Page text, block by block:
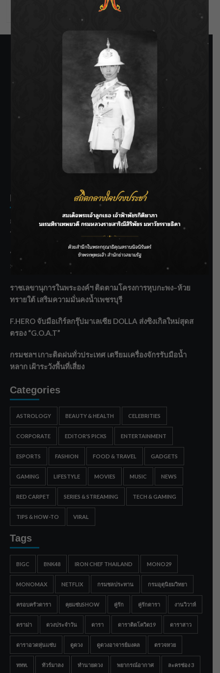
SIAMRATH VARIETY
THE BEST ENTERTAINMENT
Recent Posts
กรมชลฯ รับฟังประชาชน ติดตามแก้ปัญหาโครงการประตู
ระบายน้ำศรีสองรักฯ
‘แมน การิน’ แชร์ความเชื่อชวนคิด! “อยากกินอะไรหลังจาก
ลาโลกนี้ ให้ใส่บาตรสิ่งนั้นไว้ตอนยังมีชีวิต”
ราชเลขานุการในพระองค์ฯ ติดตามโครงการหุบกะพง–ห้วย
ทรายใต้ เสริมความมั่นคงน้ำเพชรบุรี
F.HERO จับมือเกิร์ลกรุ๊ปมาเลเซีย DOLLA ส่งซิงเกิลใหม่สุดส
ตรอง “G.O.A.T”
กรมชลฯ เกาะติดฝนทั่วประเทศ เตรียมเครื่องจักรรับมือน้ำ
หลาก เฝ้าระวังพื้นที่เสี่ยง
Categories
ASTROLOGY BEAUTY & HEALTH CELEBRITIES
CORPORATE EDITOR'S PICKS ENTERTAINMENT
ESPORTS FASHION FOOD & TRAVEL GADGETS
GAMING LIFESTYLE MOVIES MUSIC NEWS
RED CARPET SERIES & STREAMING TECH & GAMING
TIPS & HOW-TO VIRAL
Tags
BIGC BNK48 IRON CHEF THAILAND MONO29
MONOMAX NETFLIX กรมชลประทาน กรมอุตุนิยมวิทยา
ครอบครัวดารา คุยแซ่บSHOW คู่รัก คู่รักดารา งานวิวาห์
ดราม่า ดวงประจำวัน ดารา ดาราติดโควิด19 ดาราสาว
ดาราอวดหุ่นแซ่บ ดูดวง ดูดวงอาจารย์มงคล ตรวจหวย
ททท. ทัวร์มาลง ทำนายดวง พยากรณ์อากาศ ละครช่อง 3